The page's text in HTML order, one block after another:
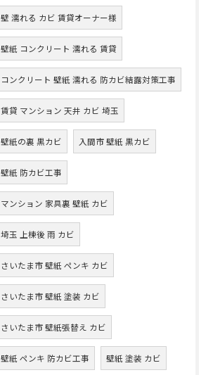
壁 濡れる カビ 賃貸オーナー様
壁紙 コンクリート 濡れる 賃貸
コンクリート 壁紙 濡れる 防カビ結露対策工事
賃貸 マンション 天井 カビ 埼玉
壁紙の裏 黒カビ 入間市 壁紙 黒カビ
壁紙 防カビ工事
マンション 家具裏 壁紙 カビ
埼玉 上棟後 雨 カビ
さいたま市 壁紙 ペンキ カビ
さいたま市 壁紙 塗装 カビ
さいたま市 壁紙張替え カビ
壁紙 ペンキ 防カビ工事 壁紙 塗装 カビ